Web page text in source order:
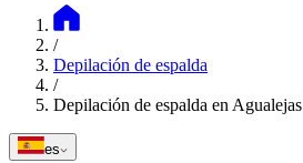
/
Depilación de espalda
/
Depilación de espalda en Agualejas
es